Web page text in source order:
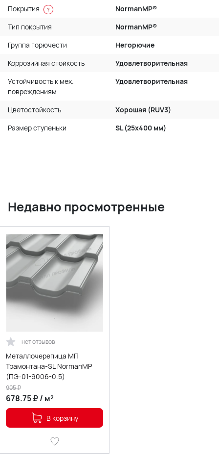
Покрытия ?
NormanMP®
Тип покрытия
NormanMP®
Группа горючести
Негорючие
Коррозийная стойкость
Удовлетворительная
Устойчивость к мех.
повреждениям
Удовлетворительная
Цветостойкость
Хорошая (RUV3)
Размер ступеньки
SL (25x400 мм)
Недавно просмотренные
нет отзывов
Металлочерепица МП
Трамонтана-SL NormanMP
(ПЭ-01-9006-0.5)
678.75₽/ м²
905₽
В корзину